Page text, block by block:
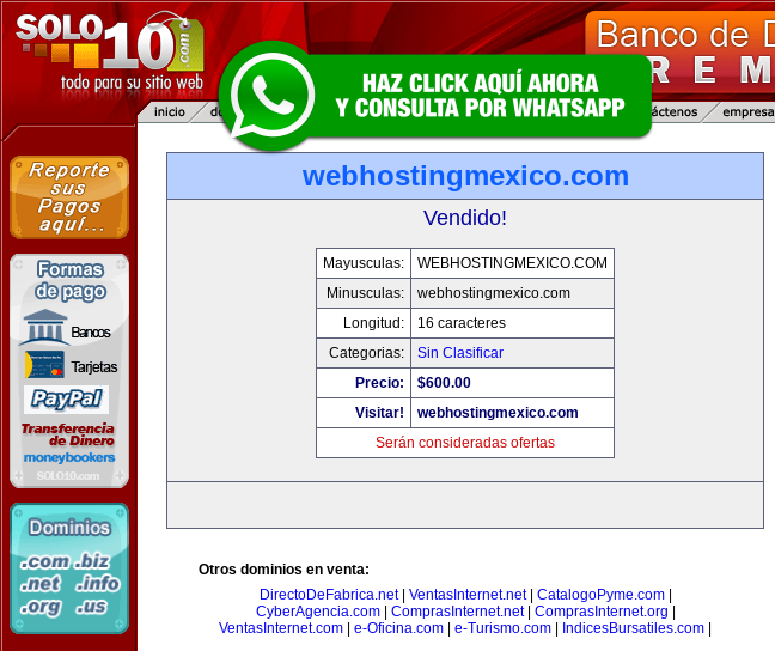
webhostingmexico.com
Vendido!
Mayusculas:
WEBHOSTINGMEXICO.COM
Minusculas:
webhostingmexico.com
Longitud:
16 caracteres
Categorias:
Sin Clasificar
Precio:
$600.00
Visitar!
webhostingmexico.com
Serán consideradas ofertas
Otros dominios en venta:
DirectoDeFabrica.net| VentasInternet.net| CatalogoPyme.com|
CyberAgencia.com| ComprasInternet.net| ComprasInternet.org
VentasInternet.com
e-Oficina.com e-Turismo.com IndicesBursatiles.com